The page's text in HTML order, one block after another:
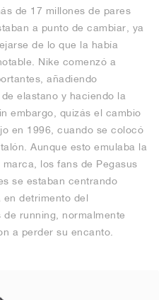
de 17 millones de pares
a punto de cambiar, ya
de lo que la había
Nike comenzó a
añadiendo
elastano y haciendo la
embargo, quizás el cambio
en 1996, cuando se colocó
Aunque esto emulaba la
los fans de Pegasus
se estaban centrando
detrimento del
running, normalmente
a perder su encanto.